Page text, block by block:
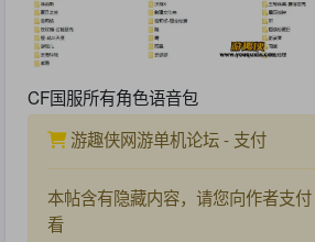
CF国服所有角色语音包
游趣侠网游单机论坛 - 支付
本帖含有隐藏内容，请您向作者支付
看